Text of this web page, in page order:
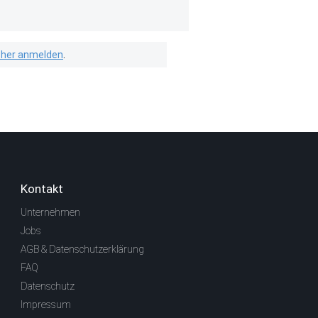
anmelden
Kontakt
Unternehmen
Jobs
AGB & Datenschutzerklärung
FAQ
Datenschutz
Impressum